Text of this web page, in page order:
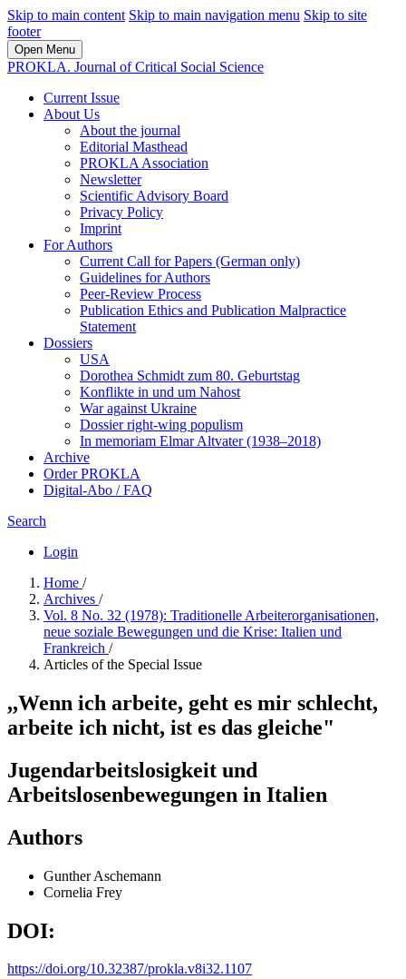
Skip to main content Skip to main navigation menu Skip to site
footer
Open Menu
PROKLA. Journal of Critical Social Science
Current Issue
About Us
About the journal
Editorial Masthead
PROKLA Association
Newsletter
Scientific Advisory Board
Privacy Policy
Imprint
For Authors
Current Call for Papers (German only)
Guidelines for Authors
Peer-Review Process
Publication Ethics and Publication Malpractice
Statement
Dossiers
USA
Dorothea Schmidt zum 80. Geburtstag
Konflikte in und um Nahost
War against Ukraine
Dossier right-wing populism
In me­mo­ri­am Elmar Altvater (1938–2018)
Archive
Order PROKLA
Digital-Abo / FAQ
Search
Login
Home /
Archives /
Vol. 8 No. 32 (1978): Traditionelle Arbeiterorganisationen,
neue soziale Bewegungen und die Krise: Italien und
Frankreich /
Articles of the Special Issue
,,Wenn ich arbeite, geht es mir schlecht,
arbeite ich nicht, ist es das gleiche"
Jugendarbeitslosigkeit und
Arbeitslosenbewegungen in Italien
Authors
Gunther Aschemann
Cornelia Frey
DOI:
https://doi.org/10.32387/prokla.v8i32.1107